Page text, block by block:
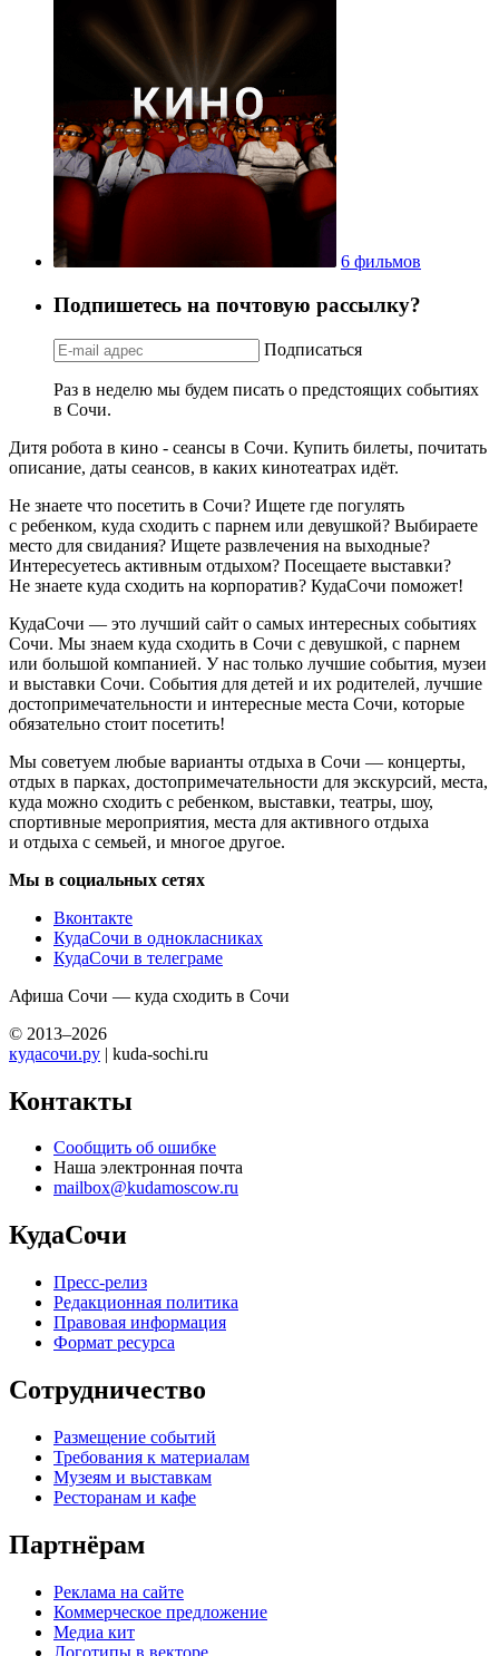
6 фильмов
Подпишетесь на почтовую рассылку?
Подписаться
Раз в неделю мы будем писать о предстоящих событиях
в Сочи.
Дитя робота в кино - сеансы в Сочи. Купить билеты, почитать
описание, даты сеансов, в каких кинотеатрах идёт.
Не знаете что посетить в Сочи? Ищете где погулять
с ребенком, куда сходить с парнем или девушкой? Выбираете
место для свидания? Ищете развлечения на выходные?
Интересуетесь активным отдыхом? Посещаете выставки?
Не знаете куда сходить на корпоратив? КудаСочи поможет!
КудаСочи — это лучший сайт о самых интересных событиях
Сочи. Мы знаем куда сходить в Сочи с девушкой, с парнем
или большой компанией. У нас только лучшие события, музеи
и выставки Сочи. События для детей и их родителей, лучшие
достопримечательности и интересные места Сочи, которые
обязательно стоит посетить!
Мы советуем любые варианты отдыха в Сочи — концерты,
отдых в парках, достопримечательности для экскурсий, места,
куда можно сходить с ребенком, выставки, театры, шоу,
спортивные мероприятия, места для активного отдыха
и отдыха с семьей, и многое другое.
Мы в социальных сетях
Вконтакте
КудаСочи в однокласниках
КудаСочи в телеграме
Афиша Сочи — куда сходить в Сочи
© 2013–2026
кудасочи.ру | kuda-sochi.ru
Контакты
Сообщить об ошибке
Наша электронная почта
mailbox@kudamoscow.ru
КудаСочи
Пресс-релиз
Редакционная политика
Правовая информация
Формат ресурса
Сотрудничество
Размещение событий
Требования к материалам
Музеям и выставкам
Ресторанам и кафе
Партнёрам
Реклама на сайте
Коммерческое предложение
Медиа кит
Логотипы в векторе